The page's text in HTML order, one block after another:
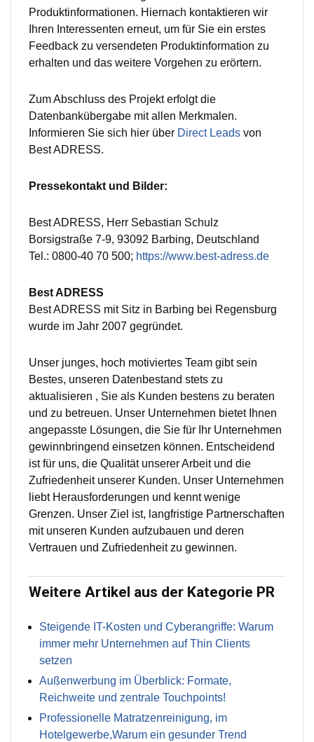
Produktinformationen. Hiernach kontaktieren wir
Ihren Interessenten erneut, um für Sie ein erstes
Feedback zu versendeten Produktinformation zu
erhalten und das weitere Vorgehen zu erörtern.
Zum Abschluss des Projekt erfolgt die
Datenbankübergabe mit allen Merkmalen.
Informieren Sie sich hier über Direct Leads von
Best ADRESS.
Pressekontakt und Bilder:
Best ADRESS, Herr Sebastian Schulz
Borsigstraße 7-9, 93092 Barbing, Deutschland
Tel.: 0800-40 70 500; https://www.best-adress.de
Best ADRESS
Best ADRESS mit Sitz in Barbing bei Regensburg
wurde im Jahr 2007 gegründet.
Unser junges, hoch motiviertes Team gibt sein
Bestes, unseren Datenbestand stets zu
aktualisieren , Sie als Kunden bestens zu beraten
und zu betreuen. Unser Unternehmen bietet Ihnen
angepasste Lösungen, die Sie für Ihr Unternehmen
gewinnbringend einsetzen können. Entscheidend
ist für uns, die Qualität unserer Arbeit und die
Zufriedenheit unserer Kunden. Unser Unternehmen
liebt Herausforderungen und kennt wenige
Grenzen. Unser Ziel ist, langfristige Partnerschaften
mit unseren Kunden aufzubauen und deren
Vertrauen und Zufriedenheit zu gewinnen.
Weitere Artikel aus der Kategorie PR
Steigende IT-Kosten und Cyberangriffe: Warum
immer mehr Unternehmen auf Thin Clients
setzen
Außenwerbung im Überblick: Formate,
Reichweite und zentrale Touchpoints!
Professionelle Matratzenreinigung, im
Hotelgewerbe,Warum ein gesunder Trend